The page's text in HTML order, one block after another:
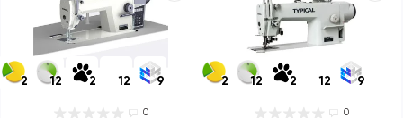
2 12 2 12 9
0
2 12 2 12 9
0